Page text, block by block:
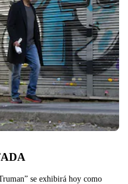
se exhibirá hoy como